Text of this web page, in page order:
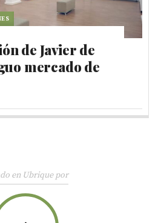
de Javier de
mercado de
en Ubrique por